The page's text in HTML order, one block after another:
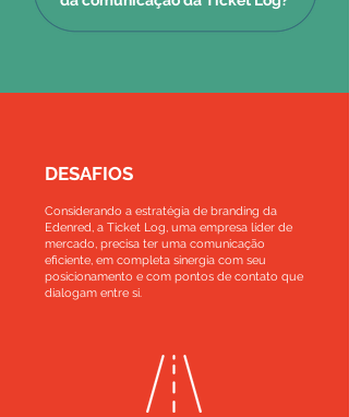
DESAFIOS
Considerando a estratégia de branding da
Edenred, a Ticket Log, uma empresa líder de
mercado, precisa ter uma comunicação
eficiente, em completa sinergia com seu
posicionamento e com pontos de contato que
dialogam entre si.